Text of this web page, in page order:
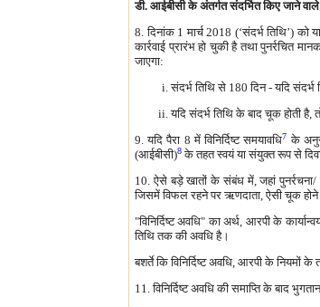
डी. आईबीसी के अंतर्गत संदर्भित किए जाने
8. दिनांक 1 मार्च 2018 (‘संदर्भ तिथि’)
कार्रवाई प्रारंभ हो चुकी है तथा पुनर्रचित
जाएगा:
संदर्भ तिथि से 180 दिन - यदि
यदि संदर्भ तिथि के बाद चूक होती
9. यदि पैरा 8 में विनिर्दिष्ट समयावधि7 के
(आईबीसी)8के तहत स्वयं या संयुक्त रूप से
10. ऐसे बड़े खातों के संबंध में, जहां पुनर्रचना/
जिसमें विफल रहने पर ऋणदाता, ऐसी चूक
"विनिर्दिष्ट अवधि" का अर्थ, आरपी के
तिथि तक की अवधि है।
बशर्ते कि विनिर्दिष्ट अवधि, आरपी के
11. विनिर्दिष्ट अवधि की समाप्ति के बाद